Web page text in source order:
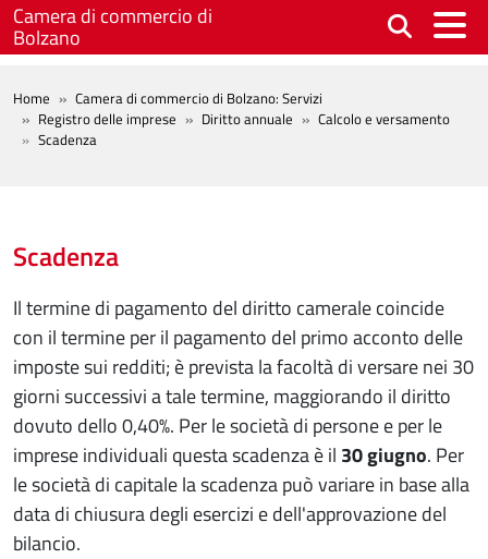
Salta al contenuto principale
Camera di commercio di
Bolzano
BREADCRUMB
Home
Camera di commercio di Bolzano: Servizi
Registro delle imprese
Diritto annuale
Calcolo e versamento
Scadenza
Scadenza
Il termine di pagamento del diritto camerale coincide
con il termine per il pagamento del primo acconto delle
imposte sui redditi; è prevista la facoltà di versare nei 30
giorni successivi a tale termine, maggiorando il diritto
dovuto dello 0,40%. Per le società di persone e per le
imprese individuali questa scadenza è il 30 giugno. Per
le società di capitale la scadenza può variare in base alla
data di chiusura degli esercizi e dell'approvazione del
bilancio.